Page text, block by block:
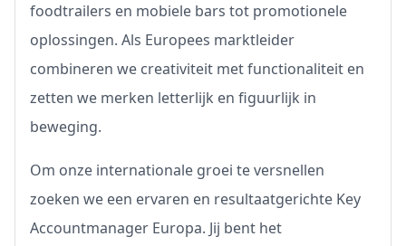
foodtrailers en mobiele bars tot promotionele
oplossingen. Als Europees marktleider
combineren we creativiteit met functionaliteit en
zetten we merken letterlijk en figuurlijk in
beweging.
Om onze internationale groei te versnellen
zoeken we een ervaren en resultaatgerichte Key
Accountmanager Europa. Jij bent het